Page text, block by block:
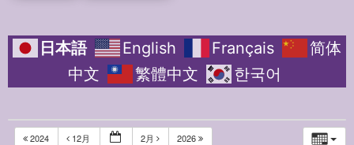
日本語 English Français
简体
中文
繁體中文 한국어
2024 12月 2月 2026